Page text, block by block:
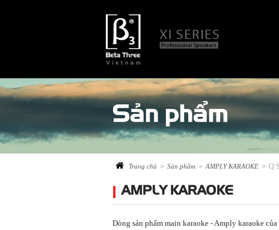
Sản phẩm
Trang chủ > Sản phẩm > AMPLY KARAOKE > Q
AMPLY KARAOKE
Dòng sản phẩm main karaoke - Amply karaoke của